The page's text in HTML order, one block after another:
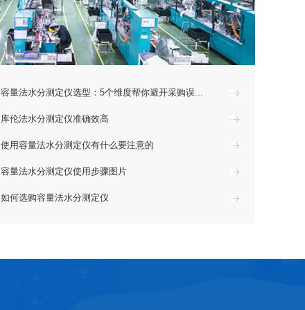
容量法水分测定仪选型：5个维度帮你避开采购误...
库伦法水分测定仪准确效高
使用容量法水分测定仪有什么要注意的
容量法水分测定仪使用步骤图片
如何选购容量法水分测定仪